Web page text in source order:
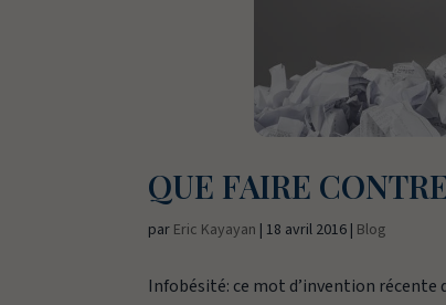
QUE FAIRE
par Eric Kayayan | 18 avril 2016 | Blog
Infobésité: ce mot d’invention récente